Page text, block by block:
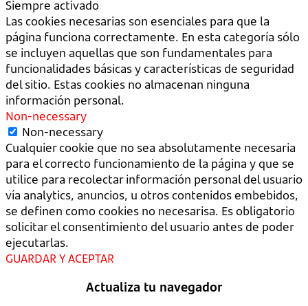
Siempre activado
Las cookies necesarias son esenciales para que la
página funciona correctamente. En esta categoría sólo
se incluyen aquellas que son fundamentales para
funcionalidades básicas y características de seguridad
del sitio. Estas cookies no almacenan ninguna
información personal.
Non-necessary
Non-necessary
Cualquier cookie que no sea absolutamente necesaria
para el correcto funcionamiento de la página y que se
utilice para recolectar información personal del usuario
vía analytics, anuncios, u otros contenidos embebidos,
se definen como cookies no necesarisa. Es obligatorio
solicitar el consentimiento del usuario antes de poder
ejecutarlas.
GUARDAR Y ACEPTAR
Actualiza tu navegador